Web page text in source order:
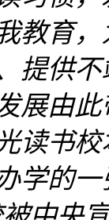
教育
提供
展由
读书
学的